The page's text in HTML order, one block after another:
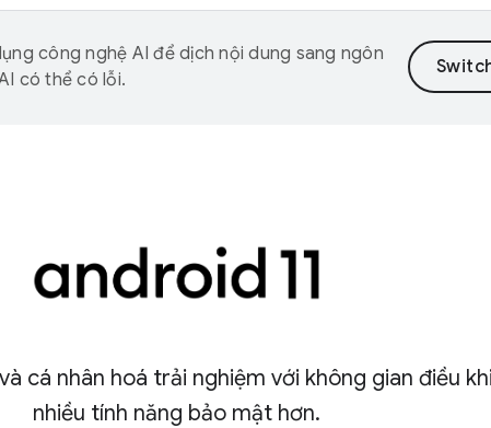
công nghệ AI để dịch nội dung sang ngôn
có thể có lỗi.
cá nhân hoá trải nghiệm với không gian điều
nhiều tính năng bảo mật hơn.